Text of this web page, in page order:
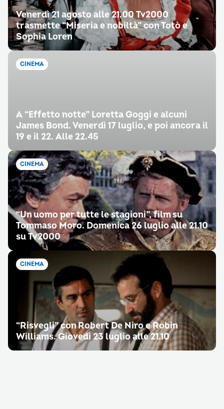
Venerdì 21 agosto alle 21.00 Tv2000
trasmette “Miseria e nobiltà” con Totò e
Sophia Loren
CINEMA
A “Effetto notte” Loretta Goggi e alcuni
James Bond. Venerdì 17 luglio, e poi ancora il
19 e il 22. Alle 22.45
CINEMA
“Un uomo per tutte le stagioni”, film su
Tommaso Moro. Domenica 26 luglio alle 21.10
su Tv2000
CINEMA
“Risvegli” con Robert De Niro e Robin
Williams. Giovedì 23 luglio alle 21.10